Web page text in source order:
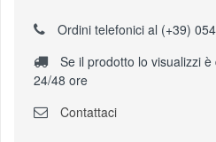
Ordini telefonici al (+39)
Se il prodotto lo visualizzi
24/48 ore
Contattaci